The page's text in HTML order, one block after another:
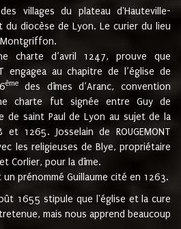
villages du plateau d'Hauteville-
du diocèse de Lyon. Le curier du lieu
Montgriffon.
charte d’avril 1247, prouve que
engagea au chapitre de l’église de
èmedes dîmes d’Aranc, convention
charte fut signée entre Guy de
de saint Paul de Lyon au sujet de la
1265. Josselain de ROUGEMONT
les religieuses de Blye, propriétaire
Corlier, pour la dîme.
prénommé Guillaume cité en 1263.
1655 stipule que l'église et la cure
mais nous apprend beaucoup